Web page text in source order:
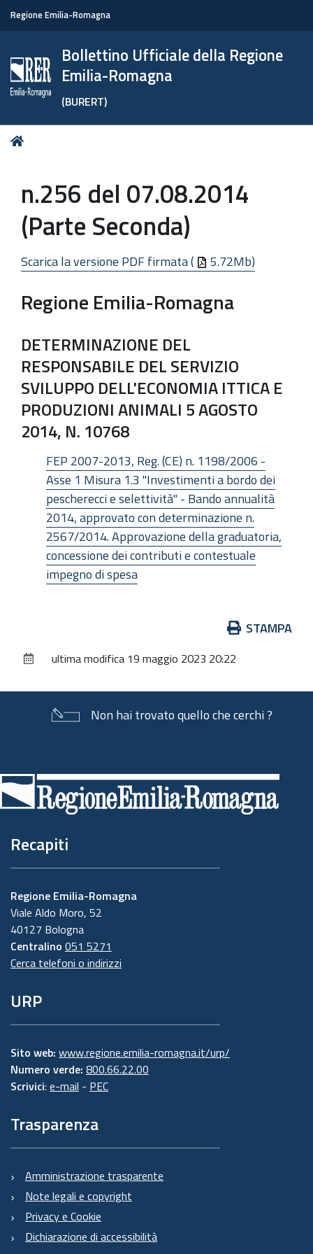
Regione Emilia-Romagna
Bollettino Ufficiale della Regione
Emilia-Romagna
(BURERT)
Tu
n.256 del 07.08.2014
(Parte Seconda)
Scarica la versione PDF firmata ( 5.72Mb)
Regione Emilia-Romagna
DETERMINAZIONE DEL
RESPONSABILE DEL SERVIZIO
SVILUPPO DELL'ECONOMIA ITTICA E
PRODUZIONI ANIMALI 5 AGOSTO
2014, N. 10768
FEP 2007-2013, Reg. (CE) n. 1198/2006 -
Asse 1 Misura 1.3 "Investimenti a bordo dei
pescherecci e selettività" - Bando annualità
2014, approvato con determinazione n.
2567/2014. Approvazione della graduatoria,
concessione dei contributi e contestuale
impegno di spesa
documento
STAMPA
ultima modifica 19 maggio 2023 20:22
Non hai trovato quello che cerchi ?
di
pagina
Recapiti
Regione Emilia-Romagna
Viale Aldo Moro, 52
40127 Bologna
Centralino 051 5271
Cerca telefoni o indirizzi
URP
Sito web: www.regione.emilia-romagna.it/urp/
Numero verde: 800.66.22.00
Scrivici: e-mail - PEC
Trasparenza
Amministrazione trasparente
Note legali e copyright
Privacy e Cookie
Dichiarazione di accessibilità